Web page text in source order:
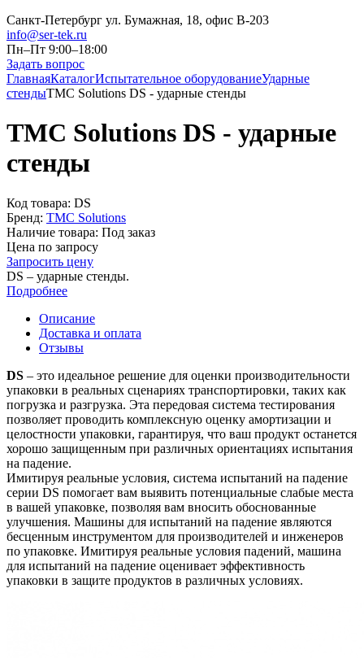
Санкт-Петербург ул. Бумажная, 18, офис B-203
info@ser-tek.ru
Пн–Пт 9:00–18:00
Задать вопрос
ГлавнаяКаталогИспытательное оборудованиеУдарные
стендыTMC Solutions DS - ударные стенды
TMC Solutions DS - ударные
стенды
Код товара: DS
Бренд: TMC Solutions
Наличие товара: Под заказ
Цена по запросу
Запросить цену
DS – ударные стенды.
Подробнее
Описание
Доставка и оплата
Отзывы
DS – это идеальное решение для оценки производительности
упаковки в реальных сценариях транспортировки, таких как
погрузка и разгрузка. Эта передовая система тестирования
позволяет проводить комплексную оценку амортизации и
целостности упаковки, гарантируя, что ваш продукт останется
хорошо защищенным при различных ориентациях испытания
на падение.
Имитируя реальные условия, система испытаний на падение
серии DS помогает вам выявить потенциальные слабые места
в вашей упаковке, позволяя вам вносить обоснованные
улучшения. Машины для испытаний на падение являются
бесценным инструментом для производителей и инженеров
по упаковке. Имитируя реальные условия падений, машина
для испытаний на падение оценивает эффективность
упаковки в защите продуктов в различных условиях.